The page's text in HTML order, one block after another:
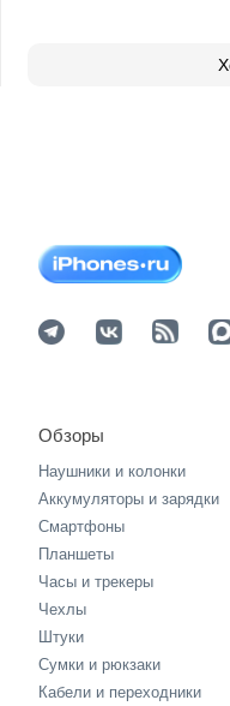
Обзоры
Наушники и колонки
Аккумуляторы и зарядки
Смартфоны
Планшеты
Часы и трекеры
Чехлы
Штуки
Сумки и рюкзаки
Кабели и переходники